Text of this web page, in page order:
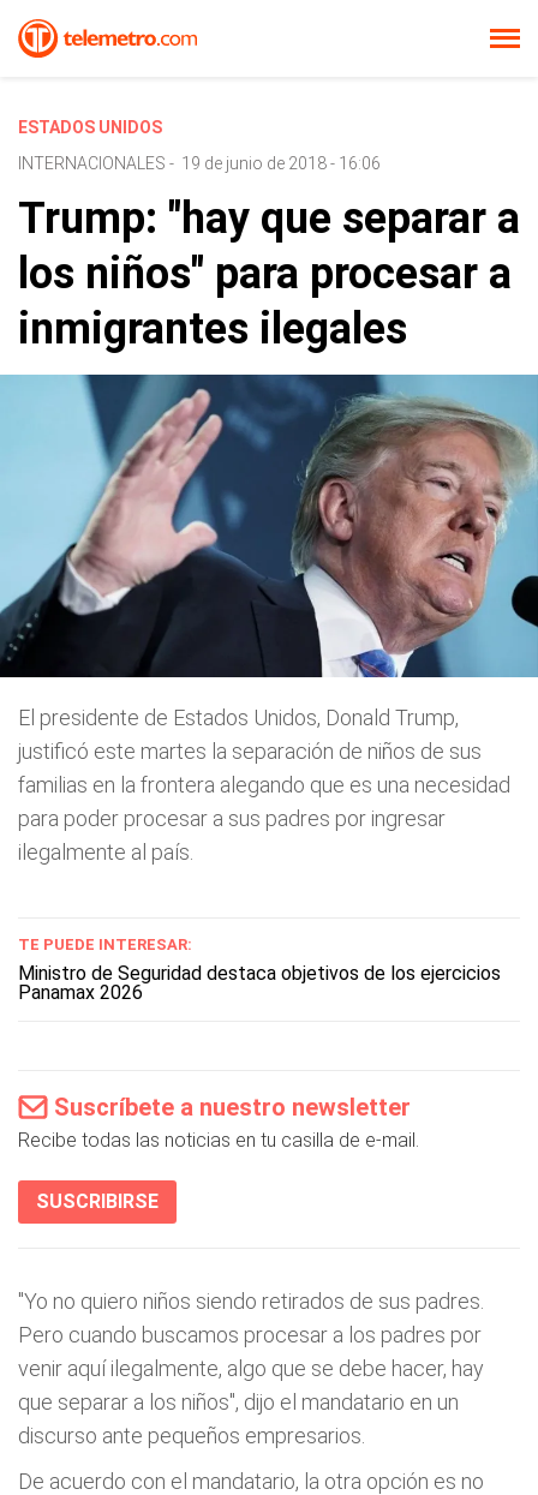
ESTADOS UNIDOS
INTERNACIONALES - 19 de junio de 2018 - 16:06
Trump: "hay que separar a
los niños" para procesar a
inmigrantes ilegales
El presidente de Estados Unidos, Donald Trump,
justificó este martes la separación de niños de sus
familias en la frontera alegando que es una necesidad
para poder procesar a sus padres por ingresar
ilegalmente al país.
TE PUEDE INTERESAR:
Ministro de Seguridad destaca objetivos de los ejercicios
Panamax 2026
Suscríbete a nuestro newsletter
Recibe todas las noticias en tu casilla de e-mail.
SUSCRIBIRSE
"Yo no quiero niños siendo retirados de sus padres.
Pero cuando buscamos procesar a los padres por
venir aquí ilegalmente, algo que se debe hacer, hay
que separar a los niños", dijo el mandatario en un
discurso ante pequeños empresarios.
De acuerdo con el mandatario, la otra opción es no